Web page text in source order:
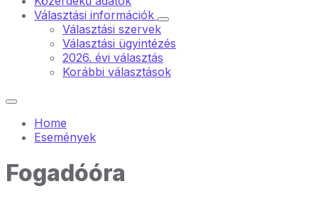
Választási információk
Választási szervek
Választási ügyintézés
2026. évi választás
Korábbi választások
Home
Események
Fogadóóra